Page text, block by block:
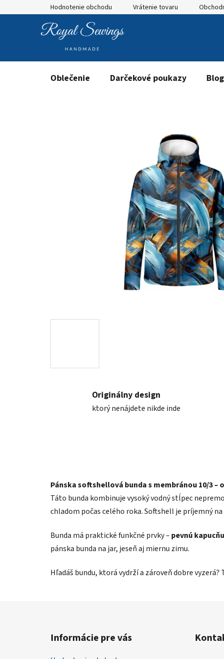
na
Hodnotenie obchodu Vrátenie tovaru
Oblečenie Darčekové poukazy Blog
Originálny design
ktorý nenájdete nikde inde
Pánska softshellová bunda s membránou 10/3
Táto bunda kombinuje vysoký vodný stĺpec
chladom počas celého roka. Softshell je príjemný
Bunda má praktické funkčné prvky – pevnú kapucňu
pánska bunda na jar, jeseň aj miernu zimu.
Hľadáš bundu, ktorá vydrží a zároveň dobre vyzerá?
Informácie pre vás